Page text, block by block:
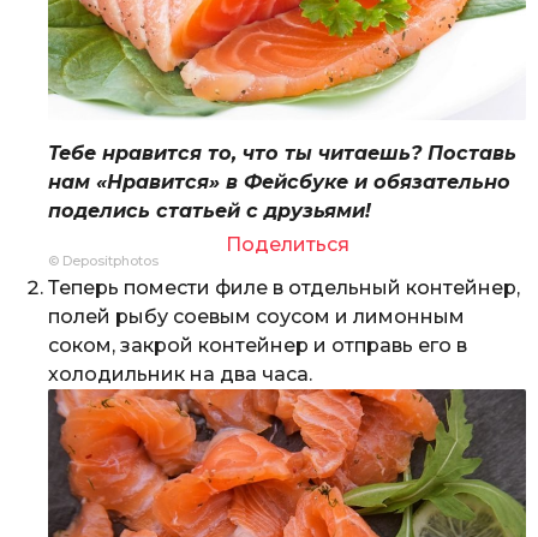
Тебе нравится то, что ты читаешь? Поставь
нам «Нравится» в Фейсбуке и обязательно
поделись статьей с друзьями!
Поделиться
© Depositphotos
Теперь помести филе в отдельный контейнер,
полей рыбу соевым соусом и лимонным
соком, закрой контейнер и отправь его в
холодильник на два часа.